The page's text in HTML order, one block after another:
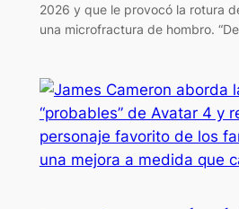
2026 y que le provocó la rotura
una microfractura de hombro.